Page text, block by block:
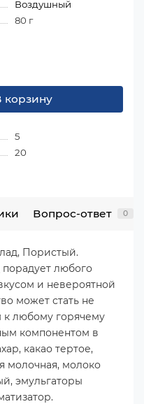
Воздушный
80 г
корзину
5
20
Вопрос-ответ 0
Пористый.
любого
и невероятной
может стать не
к любому горячему
компонентом в
какао тертое,
молочная, молоко
эмульгаторы